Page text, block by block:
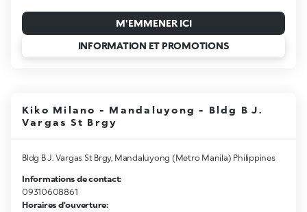
M'EMMENER ICI
INFORMATION ET PROMOTIONS
Kiko Milano - Mandaluyong - Bldg B J.
Vargas St Brgy
Bldg B J. Vargas St Brgy, Mandaluyong (Metro Manila) Philippines
Informations de contact:
09310608861
Horaires d'ouverture: